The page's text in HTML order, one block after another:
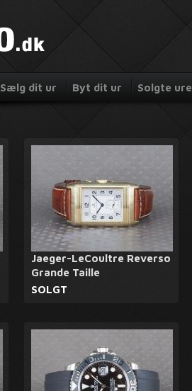
Sælg dit ur Byt dit ur Solgte ure
Jaeger-LeCoultre Reverso
Grande Taille
SOLGT